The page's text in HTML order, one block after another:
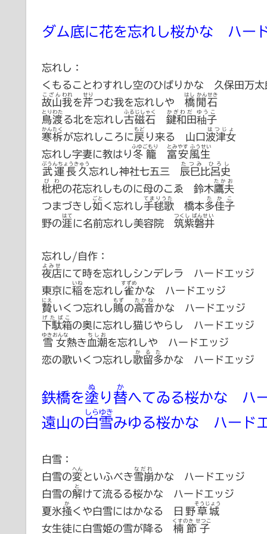
ダム底に花を忘れし桜かな ハー
忘れし：
くもることわすれし空のひばりかな 久保田万太
故山
こざん
我
われ
を芹
せり
つむ我を忘れしや 橋閒石
はし かんせき
鳥渡
とりわた
る北を忘れし古磁石
ふるじしゃく
鍵和田秞子
かぎわだ ゆうこ
寒柝
かんたく
が忘れしころに戻
もど
り来る 山口波津女
はつじょ
忘れし字妻に教はり冬籠
ふゆごもり
富安風生
とみやす ふうせい
武運長久
ぶうんちょうきゅう
忘れし神社七五三 辰巳比呂史
たつみ ひろし
枇杷
びわ
の花忘れしものに母のこゑ 鈴木鷹夫
たかお
つまづきし如
ごと
く忘れし手毬歌
てまりうた
橋本多佳子
たかこ
野の涯
はて
に名前忘れし美容院 筑紫磐井
つくし ばんせい
忘れし/自作：
夜店
よみせ
にて時を忘れしシンデレラ ハードエッジ
東京に稲
いね
を忘れし雀
すずめ
かな ハードエッジ
贄
にえ
いくつ忘れし鵙
もず
の高音
たかね
かな ハードエッジ
下駄箱
げたばこ
の奥に忘れし猫じやらし ハードエッジ
雪女
ゆきおんな
熱き血潮
ちしお
を忘れしや ハードエッジ
恋の歌いくつ忘れし歌留多
かるた
かな ハードエッジ
鉄橋を塗
ぬ
り 替
か
へてゐる桜かな ハ
遠山の白雪
しらゆき
みゆる桜かな ハード
白雪：
白雪の変
へん
といふべき雪崩
なだれ
かな ハードエッジ
白雪の解
と
けて流るる桜かな ハードエッジ
夏氷掻
か
くや白雪にはかなる 日野草城
そうじょう
女生徒に白雪姫の雪が降る 楠節子
くすのき せつこ